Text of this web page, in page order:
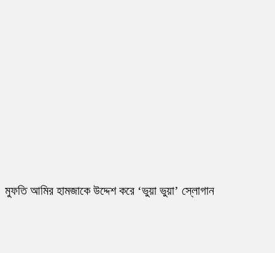
মুফতি আমির হামজাকে উদ্দেশ করে ‘ভুয়া ভুয়া’ স্লোগান